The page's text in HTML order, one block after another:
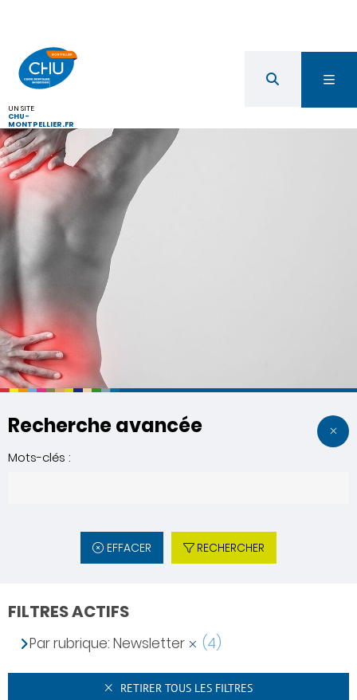
UN SITE
CHU-
MONTPELLIER.FR
Recherche avancée
Mots-clés :
EFFACER RECHERCHER
FILTRES ACTIFS
Par rubrique: Newsletter (4)
RETIRER TOUS LES FILTRES